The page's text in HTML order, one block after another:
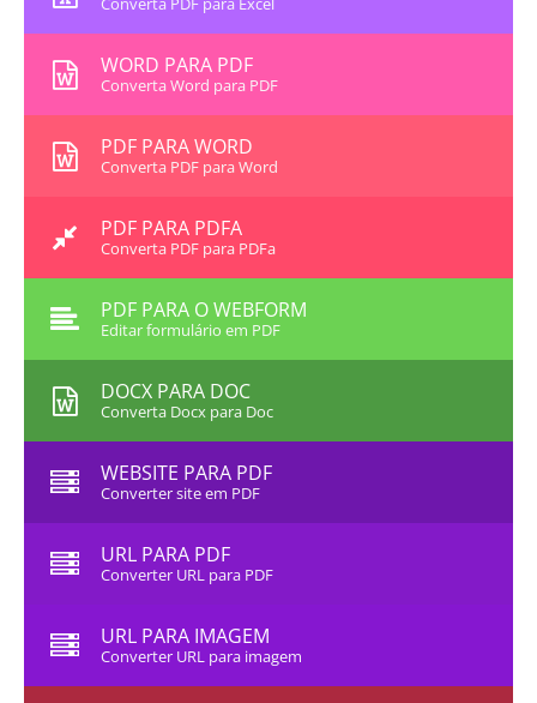
WORD PARA PDF
Converta Word para PDF
PDF PARA WORD
Converta PDF para Word
PDF PARA PDFA
Converta PDF para PDFa
PDF PARA O WEBFORM
Editar formulário em PDF
DOCX PARA DOC
Converta Docx para Doc
WEBSITE PARA PDF
Converter site em PDF
URL PARA PDF
Converter URL para PDF
URL PARA IMAGEM
Converter URL para imagem